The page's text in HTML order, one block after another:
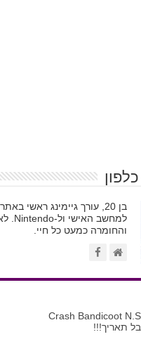
בן 20, עורך גיימינג
והחומרה כמעט כל חיי.
Crash Bandicoot
תאריך!!!